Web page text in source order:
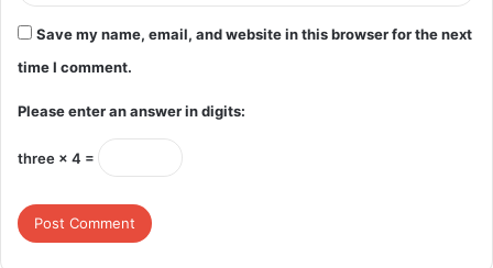
Save my name, email, and website in this browser for the next
time I comment.
Please enter an answer in digits:
three × 4 =